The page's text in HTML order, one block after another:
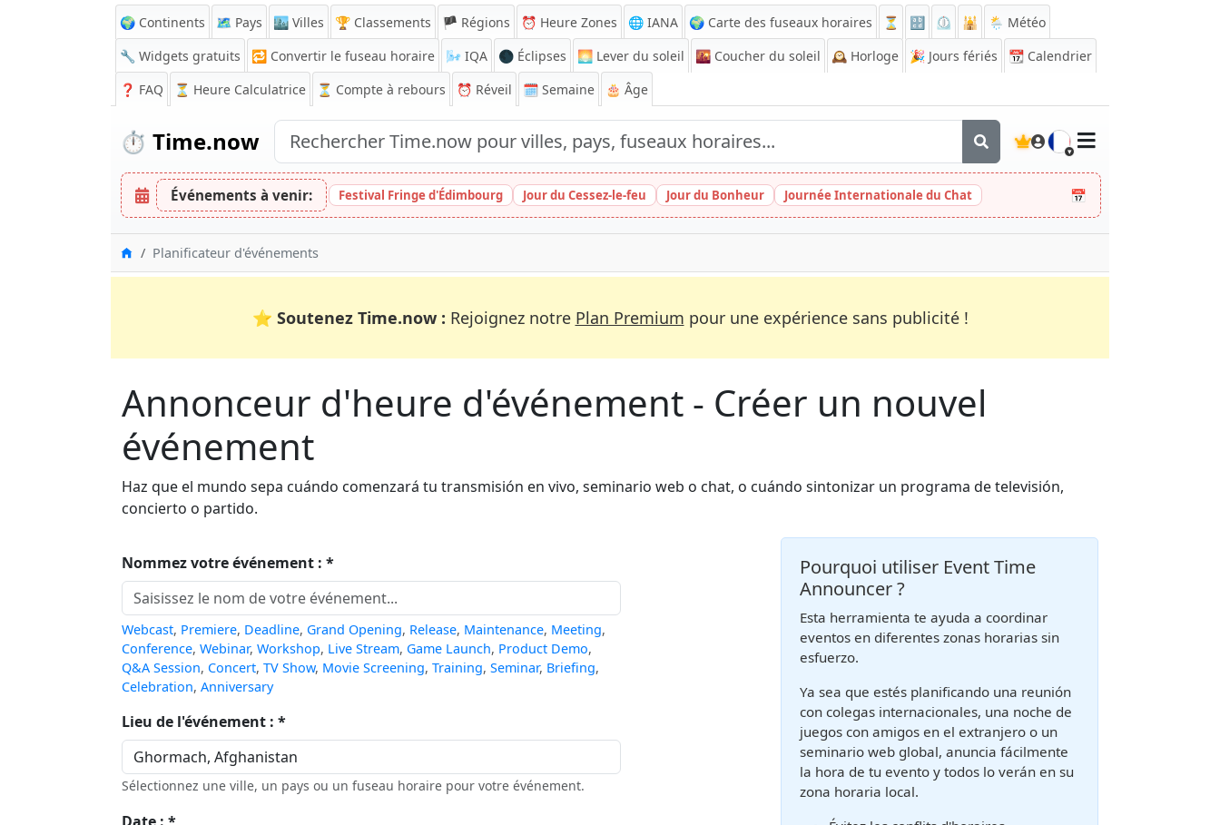
🌍 Continents 🗺️ Pays 🏙️ Villes 🏆 Classements 🏴 Régions ⏰ Heure Zones 🌐 IANA 🌍 Carte des fuseaux horaires ⏳ 🔡 ⏲️ 🕌
🌦️ Météo
🔧 Widgets gratuits
🔁 Convertir le fuseau horaire 🌬️ IQA 🌑 Éclipses 🌅 Lever du soleil 🌇 Coucher du soleil 🕰️ Horloge 🎉 Jours fériés 📆 Calendrier
❓ FAQ ⏳ Heure Calculatrice ⏳ Compte à rebours ⏰ Réveil 🗓️ Semaine 🎂 Âge
⏱️ Time.now 🇫🇷
Événements à venir: Festival Fringe d'Édimbourg Jour du Cessez-le-feu Jour du Bonheur Journée Internationale du Chat 📅
Accueil
Planificateur d'événements
⭐ Soutenez Time.now : Rejoignez notre Plan Premium pour une expérience sans publicité !
Annonceur d'heure d'événement - Créer un nouvel
événement
Haz que el mundo sepa cuándo comenzará tu transmisión en vivo, seminario web o chat, o cuándo sintonizar un programa de televisión,
concierto o partido.
Nommez votre événement : *
Webcast, Premiere, Deadline, Grand Opening, Release, Maintenance, Meeting,
Conference, Webinar, Workshop, Live Stream, Game Launch, Product Demo,
Q&A Session, Concert, TV Show, Movie Screening, Training, Seminar, Briefing,
Celebration, Anniversary
Lieu de l'événement : *
Sélectionnez une ville, un pays ou un fuseau horaire pour votre événement.
Pourquoi utiliser Event Time
Announcer ?
Esta herramienta te ayuda a coordinar
eventos en diferentes zonas horarias sin
esfuerzo.
Ya sea que estés planificando una reunión
con colegas internacionales, una noche de
juegos con amigos en el extranjero o un
seminario web global, anuncia fácilmente
la hora de tu evento y todos lo verán en su
zona horaria local.